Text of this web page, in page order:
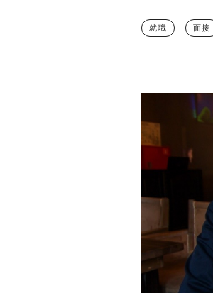
就職 面接